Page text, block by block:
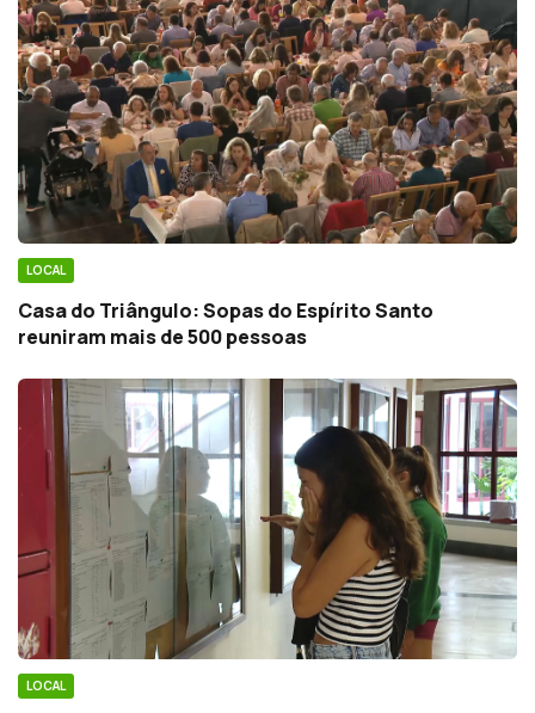
LOCAL
Casa do Triângulo: Sopas do Espírito Santo
reuniram mais de 500 pessoas
LOCAL